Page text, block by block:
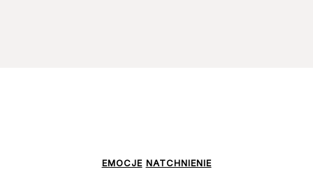
EMOCJE NATCHNIENIE